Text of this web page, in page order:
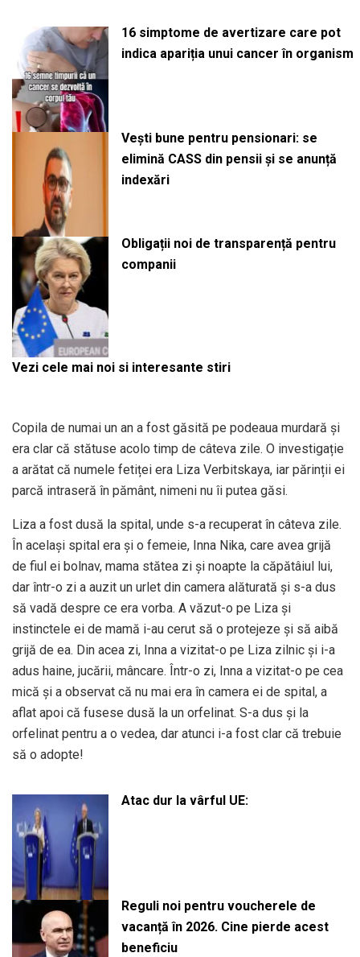
16 simptome de avertizare care pot
indica apariția unui cancer în organism
Vești bune pentru pensionari: se
elimină CASS din pensii și se anunță
indexări
Obligații noi de transparență pentru
companii
Vezi cele mai noi si interesante stiri
Copila de numai un an a fost găsită pe podeaua murdară și
era clar că stătuse acolo timp de câteva zile. O investigație
a arătat că numele fetiței era Liza Verbitskaya, iar părinții ei
parcă intraseră în pământ, nimeni nu îi putea găsi.
Liza a fost dusă la spital, unde s-a recuperat în câteva zile.
În același spital era și o femeie, Inna Nika, care avea grijă
de fiul ei bolnav, mama stătea zi și noapte la căpătâiul lui,
dar într-o zi a auzit un urlet din camera alăturată și s-a dus
să vadă despre ce era vorba. A văzut-o pe Liza și
instinctele ei de mamă i-au cerut să o protejeze și să aibă
grijă de ea. Din acea zi, Inna a vizitat-o pe Liza zilnic și i-a
adus haine, jucării, mâncare. Într-o zi, Inna a vizitat-o pe cea
mică și a observat că nu mai era în camera ei de spital, a
aflat apoi că fusese dusă la un orfelinat. S-a dus și la
orfelinat pentru a o vedea, dar atunci i-a fost clar că trebuie
să o adopte!
Atac dur la vârful UE:
Reguli noi pentru voucherele de
vacanță în 2026. Cine pierde acest
beneficiu